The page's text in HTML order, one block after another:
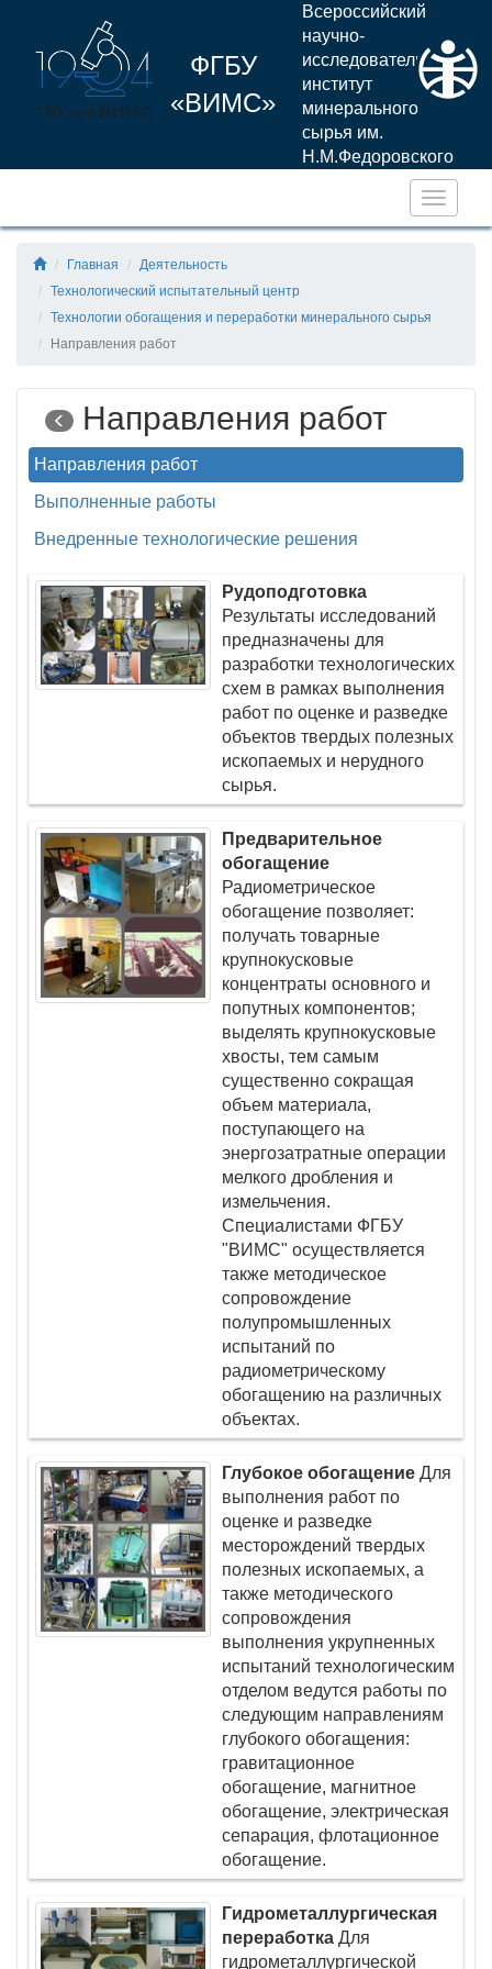
ФГБУ
«ВИМС»
Всероссийский
научно-
исследовательский
институт
минерального
сырья им.
Н.М.Федоровского
Главная
Деятельность
Технологический испытательный центр
Технологии обогащения и переработки минерального сырья
Направления работ
Направления работ
Направления работ
Выполненные работы
Внедренные технологические решения
Рудоподготовка
Результаты исследований
предназначены для
разработки технологических
схем в рамках выполнения
работ по оценке и разведке
объектов твердых полезных
ископаемых и нерудного
сырья.
Предварительное
обогащение
Радиометрическое
обогащение позволяет:
получать товарные
крупнокусковые
концентраты основного и
попутных компонентов;
выделять крупнокусковые
хвосты, тем самым
существенно сокращая
объем материала,
поступающего на
энергозатратные операции
мелкого дробления и
измельчения.
Специалистами ФГБУ
"ВИМС" осуществляется
также методическое
сопровождение
полупромышленных
испытаний по
радиометрическому
обогащению на различных
объектах.
Глубокое обогащение Для
выполнения работ по
оценке и разведке
месторождений твердых
полезных ископаемых, а
также методического
сопровождения
выполнения укрупненных
испытаний технологическим
отделом ведутся работы по
следующим направлениям
глубокого обогащения:
гравитационное
обогащение, магнитное
обогащение, электрическая
сепарация, флотационное
обогащение.
Гидрометаллургическая
переработка Для
гидрометаллургической